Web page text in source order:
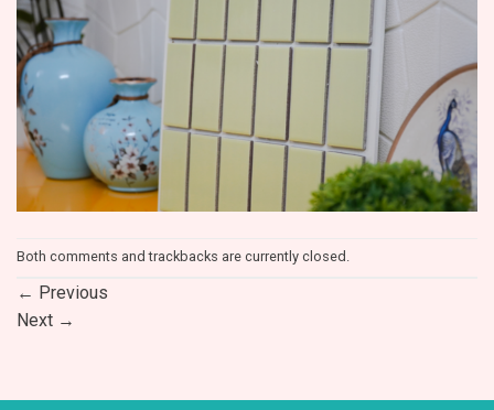
Both comments and trackbacks are currently closed.
← Previous
Next →